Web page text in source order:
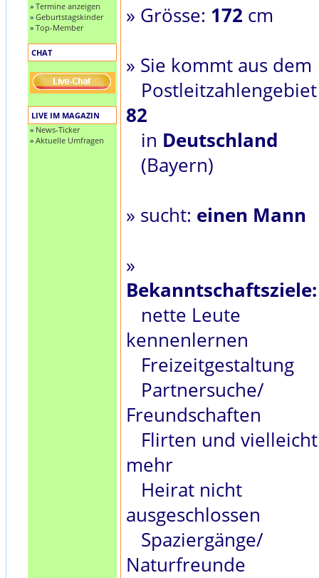
» Termine anzeigen
» Geburtstagskinder
» Top-Member
CHAT
LIVE IM MAGAZIN
» News-Ticker
» Aktuelle Umfragen
» Grösse: 172 cm
» Sie kommt aus dem
Postleitzahlengebiet
82
in Deutschland
(Bayern)
» sucht: einen Mann
»
Bekanntschaftsziele:
nette Leute
kennenlernen
Freizeitgestaltung
Partnersuche/
Freundschaften
Flirten und vielleicht
mehr
Heirat nicht
ausgeschlossen
Spaziergänge/
Naturfreunde